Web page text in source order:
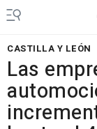
CASTILLA Y LEÓN
Las